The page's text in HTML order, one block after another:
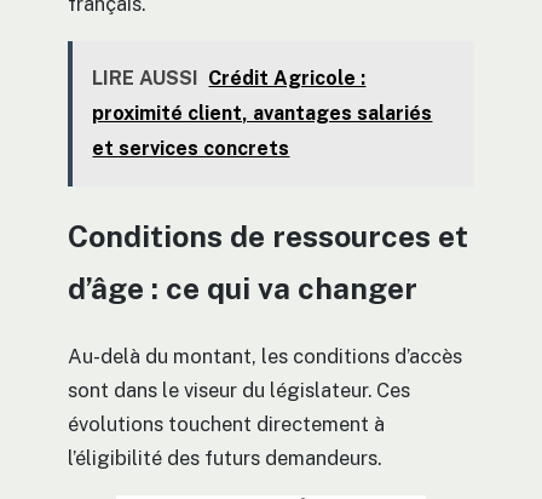
LIRE AUSSI
Crédit Agricole :
proximité client, avantages salariés
et services concrets
Conditions de ressources et
d’âge : ce qui va changer
Au-delà du montant, les conditions d’accès
sont dans le viseur du législateur. Ces
évolutions touchent directement à
l’éligibilité des futurs demandeurs.